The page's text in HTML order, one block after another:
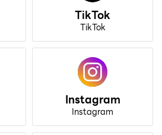
TikTok
TikTok
Instagram
Instagram